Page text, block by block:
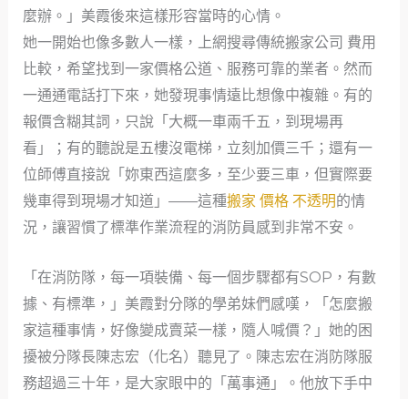
麼辦。」美霞後來這樣形容當時的心情。
她一開始也像多數人一樣，上網搜尋傳統搬家公司 費用
比較，希望找到一家價格公道、服務可靠的業者。然而
一通通電話打下來，她發現事情遠比想像中複雜。有的
報價含糊其詞，只說「大概一車兩千五，到現場再
看」；有的聽說是五樓沒電梯，立刻加價三千；還有一
位師傅直接說「妳東西這麼多，至少要三車，但實際要
幾車得到現場才知道」——這種搬家 價格 不透明的情
況，讓習慣了標準作業流程的消防員感到非常不安。
「在消防隊，每一項裝備、每一個步驟都有SOP，有數
據、有標準，」美霞對分隊的學弟妹們感嘆，「怎麼搬
家這種事情，好像變成賣菜一樣，隨人喊價？」她的困
擾被分隊長陳志宏（化名）聽見了。陳志宏在消防隊服
務超過三十年，是大家眼中的「萬事通」。他放下手中